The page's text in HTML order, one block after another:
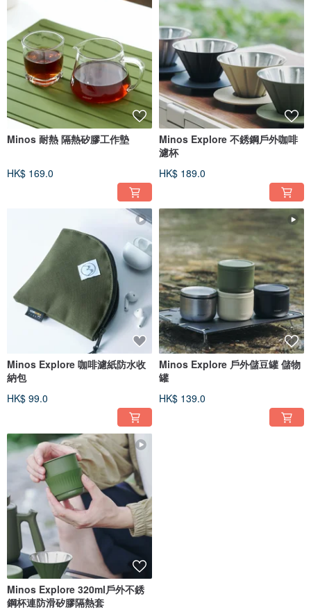
Minos 耐熱 隔熱矽膠工作墊
HK$ 169.0
Minos Explore 不銹鋼戶外咖啡
濾杯
HK$ 189.0
Minos Explore 咖啡濾紙防水收
納包
HK$ 99.0
Minos Explore 戶外儲豆罐 儲物
罐
HK$ 139.0
Minos Explore 320ml戶外不銹
鋼杯連防滑矽膠隔熱套